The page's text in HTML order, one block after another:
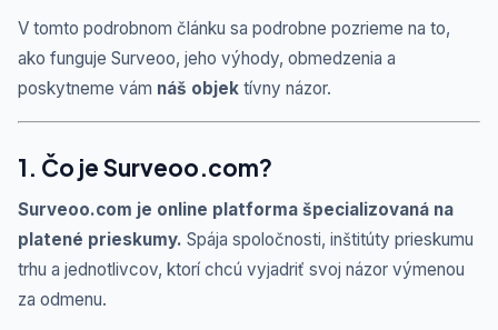
V tomto podrobnom článku sa podrobne pozrieme na to,
ako funguje Surveoo, jeho výhody, obmedzenia a
poskytneme vám náš objek tívny názor.
1. Čo je Surveoo.com?
Surveoo.com je online platforma špecializovaná na
platené prieskumy. Spája spoločnosti, inštitúty prieskumu
trhu a jednotlivcov, ktorí chcú vyjadriť svoj názor výmenou
za odmenu.